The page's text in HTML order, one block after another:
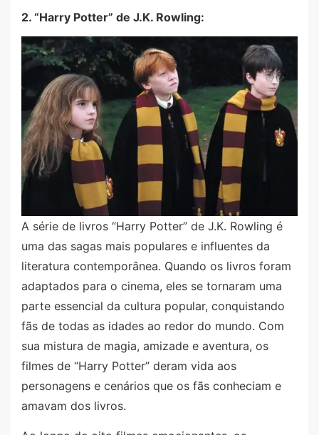
2. “Harry Potter” de J.K. Rowling:
A série de livros “Harry Potter” de J.K. Rowling é
uma das sagas mais populares e influentes da
literatura contemporânea. Quando os livros foram
adaptados para o cinema, eles se tornaram uma
parte essencial da cultura popular, conquistando
fãs de todas as idades ao redor do mundo. Com
sua mistura de magia, amizade e aventura, os
filmes de “Harry Potter” deram vida aos
personagens e cenários que os fãs conheciam e
amavam dos livros.